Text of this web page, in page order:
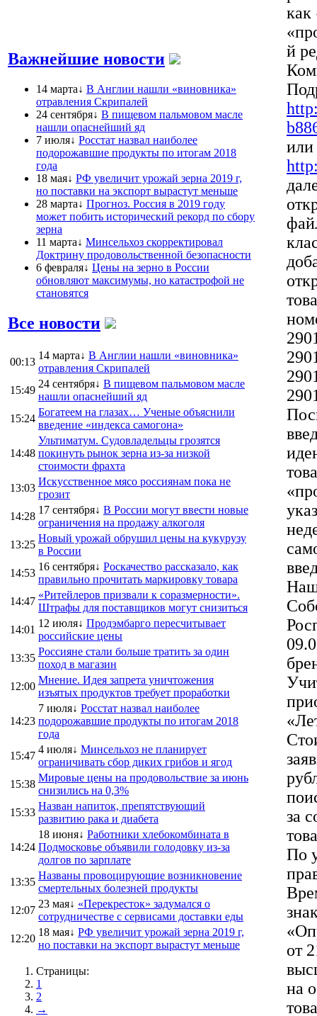
Важнейшие новости
14 марта↓ В Англии нашли «виновника»
отравления Скрипалей
24 сентября↓ В пищевом пальмовом масле
нашли опаснейший яд
7 июля↓ Росстат назвал наиболее
подорожавшие продукты по итогам 2018
года
18 мая↓ РФ увеличит урожай зерна 2019 г,
но поставки на экспорт вырастут меньше
28 марта↓ Прогноз. Россия в 2019 году
может побить исторический рекорд по сбору
зерна
11 марта↓ Минсельхоз скорректировал
Доктрину продовольственной безопасности
6 февраля↓ Цены на зерно в России
обновляют максимумы, но катастрофой не
становятся
Все новости
00:13
14 марта↓ В Англии нашли «виновника»
отравления Скрипалей
15:49
24 сентября↓ В пищевом пальмовом масле
нашли опаснейший яд
15:24
Богатеем на глазах… Ученые объяснили
введение «индекса самогона»
14:48
Ультиматум. Судовладельцы грозятся
покинуть рынок зерна из-за низкой
стоимости фрахта
13:03
Искусственное мясо россиянам пока не
грозит
14:28
17 сентября↓ В России могут ввести новые
ограничения на продажу алкоголя
13:25
Новый урожай обрушил цены на кукурузу
в России
14:53
16 сентября↓ Роскачество рассказало, как
правильно прочитать маркировку товара
14:47
«Ритейлеров призвали к соразмерности».
Штрафы для поставщиков могут снизиться
14:01
12 июля↓ Продэмбарго пересчитывает
российские цены
13:35
Россияне стали больше тратить за один
поход в магазин
12:00
Мнение. Идея запрета уничтожения
изъятых продуктов требует проработки
14:23
7 июля↓ Росстат назвал наиболее
подорожавшие продукты по итогам 2018
года
15:47
4 июля↓ Минсельхоз не планирует
ограничивать сбор диких грибов и ягод
15:38
Мировые цены на продовольствие за июнь
снизились на 0,3%
15:33
Назван напиток, препятствующий
развитию рака и диабета
14:24
18 июня↓ Работники хлебокомбината в
Подмосковье объявили голодовку из-за
долгов по зарплате
13:35
Названы провоцирующие возникновение
смертельных болезней продукты
12:07
23 мая↓ «Перекресток» задумался о
сотрудничестве с сервисами доставки еды
12:20
18 мая↓ РФ увеличит урожай зерна 2019 г,
но поставки на экспорт вырастут меньше
Страницы:
1
2
→
как
й
или
за
По
от
на